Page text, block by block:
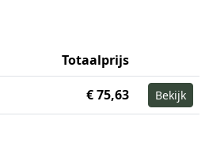
Totaalprijs
€ 75,63 Bekijk